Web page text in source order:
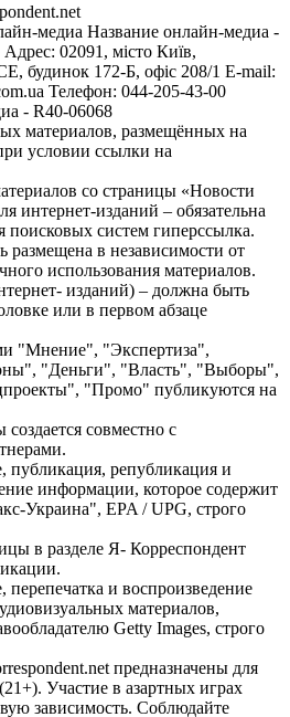
медиа Название онлайн-медиа -
02091, місто Київ,
172-Б, офіс 208/1 E-mail:
Телефон: 044-205-43-00
- R40-06068
материалов, размещённых на
условии ссылки на
со страницы «Новости
интернет-изданий – обязательна
поисковых систем гиперссылка.
в независимости от
использования материалов.
изданий) – должна быть
или в первом абзаце
"Мнение", "Экспертиза",
"Деньги", "Власть", "Выборы",
"Промо" публикуются на
совместно с
публикация, републикация и
информации, которое содержит
Украина", EPA / UPG, строго
в разделе Я- Корреспондент
и воспроизведение
материалов,
Getty Images, строго
предназначены для
Участие в азартных играх
зависимость. Соблюдайте